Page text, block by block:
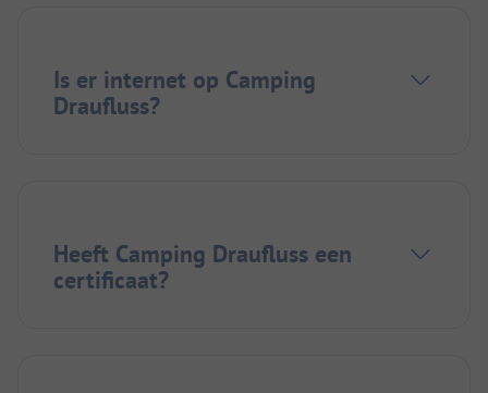
Is er internet op Camping
Draufluss?
Heeft Camping Draufluss een
certificaat?